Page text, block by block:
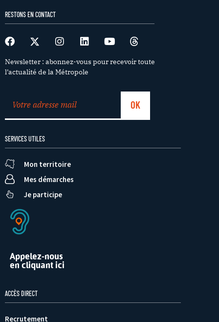
RESTONS EN CONTACT
Newsletter : abonnez-vous pour recevoir toute
l’actualité de la Métropole
SERVICES UTILES
Mon territoire
Mes démarches
Je participe
Appelez-nous
en cliquant ici
ACCÈS DIRECT
Recrutement